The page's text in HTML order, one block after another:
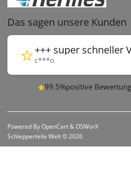
Das sagen unsere Kunden
⭐+++ super schneller
c***o
99.5%positive
Powered ByOpenCart&OSWorX
Schlepperteile Welt © 2026